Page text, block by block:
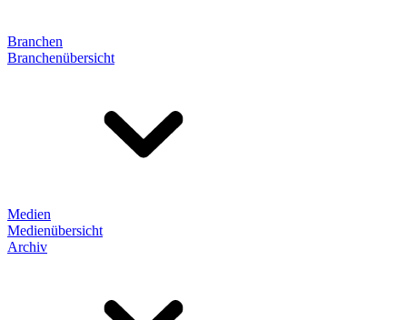
Branchen
Branchenübersicht
Medien
Medienübersicht
Archiv